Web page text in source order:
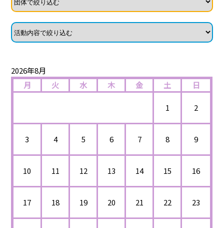
2026年8月
月
火 水 木 金 土 日
1 2
3 4 5 6 7 8 9
10 11 12 13 14 15 16
17 18 19 20 21 22 23